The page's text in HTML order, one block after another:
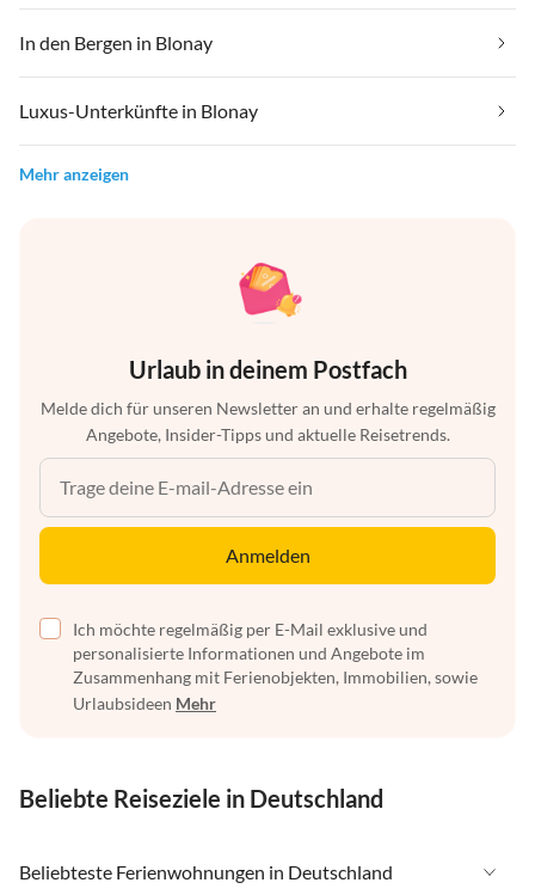
In den Bergen in Blonay
Luxus-Unterkünfte in Blonay
Mehr anzeigen
Urlaub in deinem Postfach
Melde dich für unseren Newsletter an und erhalte regelmäßig
Angebote, Insider-Tipps und aktuelle Reisetrends.
Anmelden
Ich möchte regelmäßig per E-Mail exklusive und
personalisierte Informationen und Angebote im
Zusammenhang mit Ferienobjekten, Immobilien, sowie
Urlaubsideen Mehr
Beliebte Reiseziele in Deutschland
Beliebteste Ferienwohnungen in Deutschland